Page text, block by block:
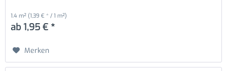
1.4 m² (1,39 € * / 1 m²)
ab 1,95 € *
Merken